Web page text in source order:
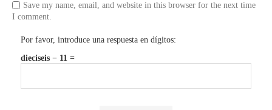
Save my name, email, and website in this browser for the next time
I comment.
Por favor, introduce una respuesta en dígitos:
dieciseis − 11 =